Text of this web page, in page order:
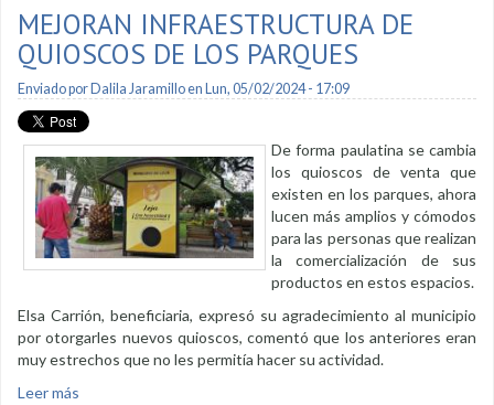
MEJORAN INFRAESTRUCTURA DE
QUIOSCOS DE LOS PARQUES
Enviado por Dalila Jaramilloen Lun, 05/02/2024 - 17:09
De forma paulatina se cambia
los quioscos de venta que
existen en los parques, ahora
lucen más amplios y cómodos
para las personas que realizan
la comercialización de sus
productos en estos espacios.
Elsa Carrión, beneficiaria, expresó su agradecimiento al municipio
por otorgarles nuevos quioscos, comentó que los anteriores eran
muy estrechos que no les permitía hacer su actividad.
Leer más